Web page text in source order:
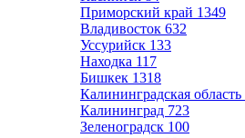
Приморский край 1349
Владивосток 632
Уссурийск 133
Находка 117
Бишкек 1318
Калининградская область
Калининград 723
Зеленоградск 100